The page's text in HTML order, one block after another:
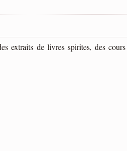
extraits de livres spirites, des